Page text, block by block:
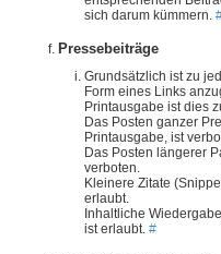
sich darum kümmern.
Pressebeiträge
Grundsätzlich ist zu
Form eines Links
Printausgabe ist dies
Das Posten ganzer
Printausgabe, ist
Das Posten längerer
verboten.
Kleinere Zitate
erlaubt.
Inhaltliche
ist erlaubt. #